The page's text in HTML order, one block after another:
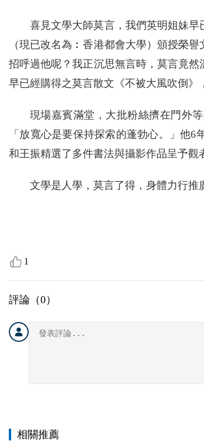
喜見文學大師莫言，我們英明姐妹
（現已改名為︰香港都會大學）頒授榮
招呼過他呢？我正沉思無言時，莫言竟
早已經購得之莫言散文《不被大風吹倒》
現場嘉賓滿堂，大批粉絲擠在門外
「放寬心是要保持探索的蓬勃心。」他
和王振精選了多件書法與攝影作品呈予觀
文學是人學，莫言了得，身體力行推
1
評論（0）
相關推薦